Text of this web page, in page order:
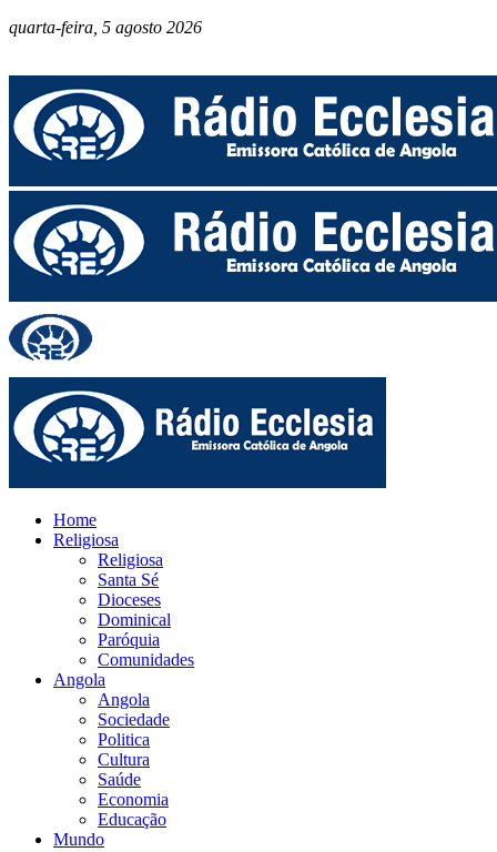
quarta-feira, 5 agosto 2026
Home
Religiosa
Religiosa
Santa Sé
Dioceses
Dominical
Paróquia
Comunidades
Angola
Angola
Sociedade
Politica
Cultura
Saúde
Economia
Educação
Mundo